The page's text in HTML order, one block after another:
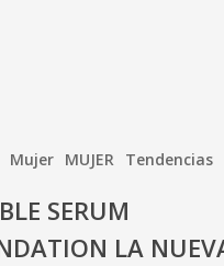
Mujer MUJER Tendencias
SERUM
LA